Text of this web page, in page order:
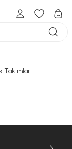
Takımları